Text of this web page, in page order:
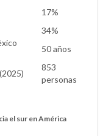
17%
34%
50 años
853
personas
el sur en América